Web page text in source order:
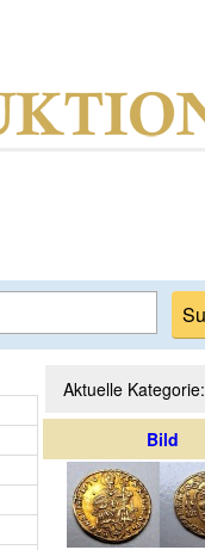
Aktuelle Kategorie:
Bild